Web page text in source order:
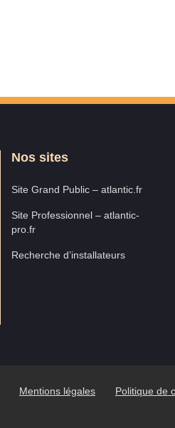
Nos sites
Site Grand Public – atlantic.fr
Site Professionnel – atlantic-
pro.fr
Recherche d’installateurs
Mentions légales Politique de